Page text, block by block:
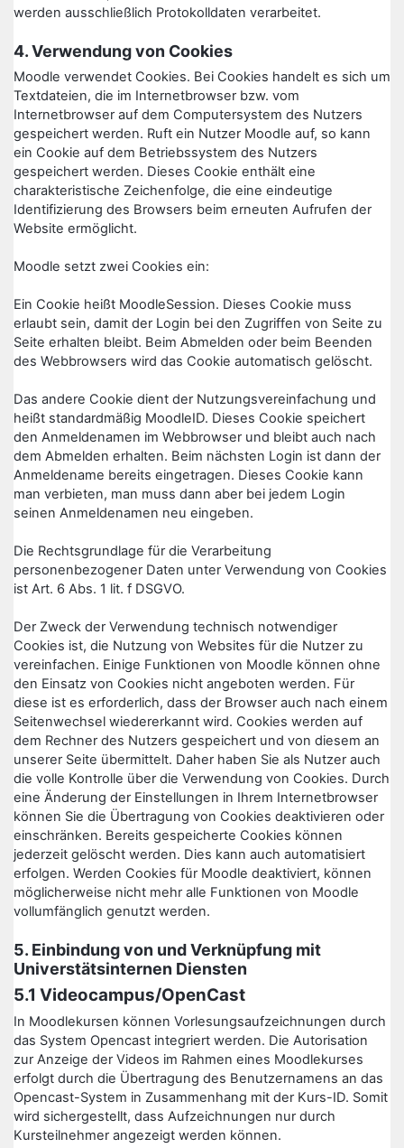
werden ausschließlich Protokolldaten verarbeitet.
4. Verwendung von Cookies
Moodle verwendet Cookies. Bei Cookies handelt es sich um
Textdateien, die im Internetbrowser bzw. vom
Internetbrowser auf dem Computersystem des Nutzers
gespeichert werden. Ruft ein Nutzer Moodle auf, so kann
ein Cookie auf dem Betriebssystem des Nutzers
gespeichert werden. Dieses Cookie enthält eine
charakteristische Zeichenfolge, die eine eindeutige
Identifizierung des Browsers beim erneuten Aufrufen der
Website ermöglicht.
Moodle setzt zwei Cookies ein:
Ein Cookie heißt MoodleSession. Dieses Cookie muss
erlaubt sein, damit der Login bei den Zugriffen von Seite zu
Seite erhalten bleibt. Beim Abmelden oder beim Beenden
des Webbrowsers wird das Cookie automatisch gelöscht.
Das andere Cookie dient der Nutzungsvereinfachung und
heißt standardmäßig MoodleID. Dieses Cookie speichert
den Anmeldenamen im Webbrowser und bleibt auch nach
dem Abmelden erhalten. Beim nächsten Login ist dann der
Anmeldename bereits eingetragen. Dieses Cookie kann
man verbieten, man muss dann aber bei jedem Login
seinen Anmeldenamen neu eingeben.
Die Rechtsgrundlage für die Verarbeitung
personenbezogener Daten unter Verwendung von Cookies
ist Art. 6 Abs. 1 lit. f DSGVO.
Der Zweck der Verwendung technisch notwendiger
Cookies ist, die Nutzung von Websites für die Nutzer zu
vereinfachen. Einige Funktionen von Moodle können ohne
den Einsatz von Cookies nicht angeboten werden. Für
diese ist es erforderlich, dass der Browser auch nach einem
Seitenwechsel wiedererkannt wird. Cookies werden auf
dem Rechner des Nutzers gespeichert und von diesem an
unserer Seite übermittelt. Daher haben Sie als Nutzer auch
die volle Kontrolle über die Verwendung von Cookies. Durch
eine Änderung der Einstellungen in Ihrem Internetbrowser
können Sie die Übertragung von Cookies deaktivieren oder
einschränken. Bereits gespeicherte Cookies können
jederzeit gelöscht werden. Dies kann auch automatisiert
erfolgen. Werden Cookies für Moodle deaktiviert, können
möglicherweise nicht mehr alle Funktionen von Moodle
vollumfänglich genutzt werden.
5. Einbindung von und Verknüpfung mit
Universtätsinternen Diensten
5.1 Videocampus/OpenCast
In Moodlekursen können Vorlesungsaufzeichnungen durch
das System Opencast integriert werden. Die Autorisation
zur Anzeige der Videos im Rahmen eines Moodlekurses
erfolgt durch die Übertragung des Benutzernamens an das
Opencast-System in Zusammenhang mit der Kurs-ID. Somit
wird sichergestellt, dass Aufzeichnungen nur durch
Kursteilnehmer angezeigt werden können.